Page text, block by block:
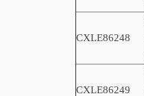
CXLE86248
CXLE86249